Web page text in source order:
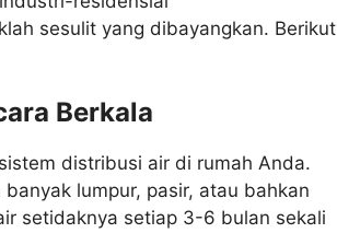
sesulit yang dibayangkan. Berikut
Berkala
distribusi air di rumah Anda.
lumpur, pasir, atau bahkan
setidaknya setiap 3-6 bulan sekali